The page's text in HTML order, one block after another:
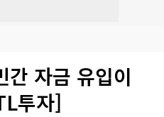
자금 유입이
투자]